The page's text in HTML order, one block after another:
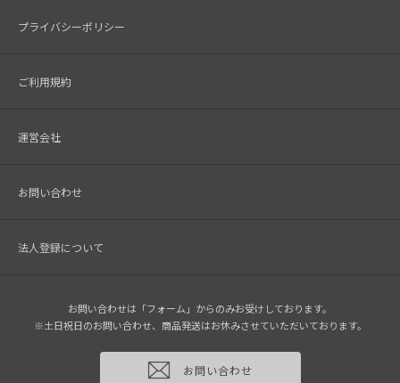
プライバシーポリシー
ご利用規約
運営会社
お問い合わせ
法人登録について
お問い合わせは「フォーム」からのみお受けしております。
※土日祝日のお問い合わせ、商品発送はお休みさせていただいております。
お問い合わせ